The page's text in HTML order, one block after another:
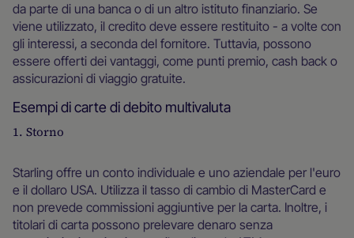
da parte di una banca o di un altro istituto finanziario. Se
viene utilizzato, il credito deve essere restituito - a volte con
gli interessi, a seconda del fornitore. Tuttavia, possono
essere offerti dei vantaggi, come punti premio, cash back o
assicurazioni di viaggio gratuite.
Esempi di carte di debito multivaluta
1. Storno
Starling offre un conto individuale e uno aziendale per l'euro
e il dollaro USA. Utilizza il tasso di cambio di MasterCard e
non prevede commissioni aggiuntive per la carta. Inoltre, i
titolari di carta possono prelevare denaro senza